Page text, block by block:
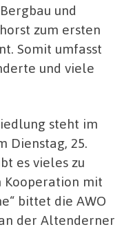
und
zum ersten
Somit umfasst
und viele
steht im
Dienstag, 25.
es vieles zu
Kooperation mit
bittet die AWO
der Altenderner